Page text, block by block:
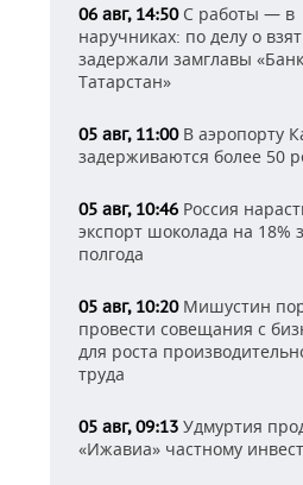
06 авг, 14:50С работы — в
наручниках: по делу о
задержали замглавы
Татарстан»
05 авг, 11:00В аэропорту
задерживаются более 50
05 авг, 10:46 Россия
экспорт шоколада на 18%
полгода
05 авг, 10:20Мишустин
провести совещания с
для роста
труда
05 авг, 09:13 Удмуртия
«Ижавиа» частному